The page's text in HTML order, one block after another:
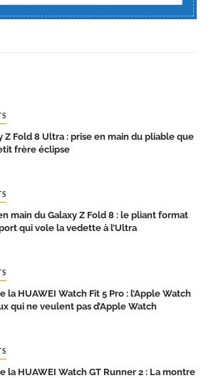
Z Fold 8 Ultra : prise en main du pliable que
frère éclipse
main du Galaxy Z Fold 8 : le pliant format
qui vole la vedette à l’Ultra
la HUAWEI Watch Fit 5 Pro : l’Apple Watch
qui ne veulent pas d’Apple Watch
la HUAWEI Watch GT Runner 2 : La montre